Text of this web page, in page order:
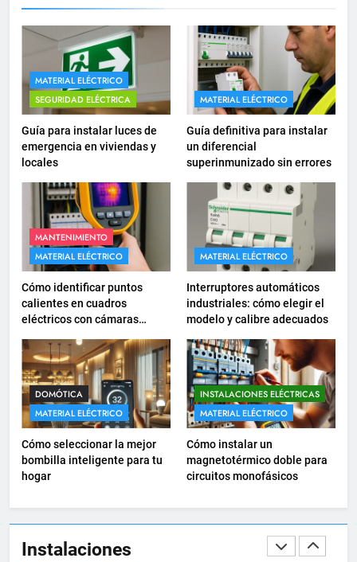
MATERIAL ELÉCTRICO
SEGURIDAD ELÉCTRICA
Guía para instalar luces de
emergencia en viviendas y
locales
MATERIAL ELÉCTRICO
Guía definitiva para instalar
un diferencial
superinmunizado sin errores
MANTENIMIENTO
MATERIAL ELÉCTRICO
Cómo identificar puntos
calientes en cuadros
eléctricos con cámaras
MATERIAL ELÉCTRICO
Interruptores automáticos
industriales: cómo elegir el
modelo y calibre adecuados
DOMÓTICA
MATERIAL ELÉCTRICO
Cómo seleccionar la mejor
bombilla inteligente para tu
hogar
INSTALACIONES ELÉCTRICAS
MATERIAL ELÉCTRICO
Cómo instalar un
magnetotérmico doble para
circuitos monofásicos
Instalaciones
corriente para
electrodomésticos empotrados
INSTALACIONES ELÉCTRICAS
16
¿Qué es el circuito C2 y para qué
se utiliza según el REBT?
INSTALACIONES ELÉCTRICAS
Cómo diseñar un sistema
eléctrico para pequeños
INSTALACIONES ELÉCTRICAS
18
Cómo realizar un proyecto de
instalación eléctrica en casa.
INSTALACIONES ELÉCTRICAS
1
Guía práctica para diseñar
instalaciones eléctricas en
oficinas
INSTALACIONES ELÉCTRICAS
tensión en instalaciones
eléctricas residenciales